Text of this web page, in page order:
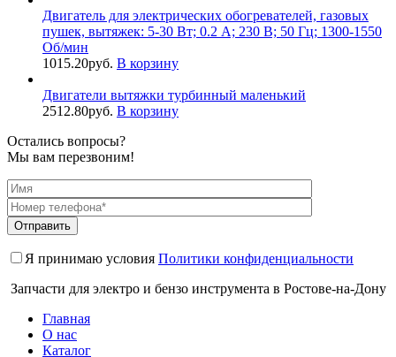
Двигатель для электрических обогревателей, газовых
пушек, вытяжек: 5-30 Вт; 0.2 А; 230 В; 50 Гц; 1300-1550
Об/мин
1015.20руб. В корзину
Двигатели вытяжки турбинный маленький
2512.80руб. В корзину
Остались вопросы?
Мы вам перезвоним!
Я принимаю условия Политики конфиденциальности
Запчасти для электро и бензо инструмента в Ростове-на-Дону
Главная
О нас
Каталог